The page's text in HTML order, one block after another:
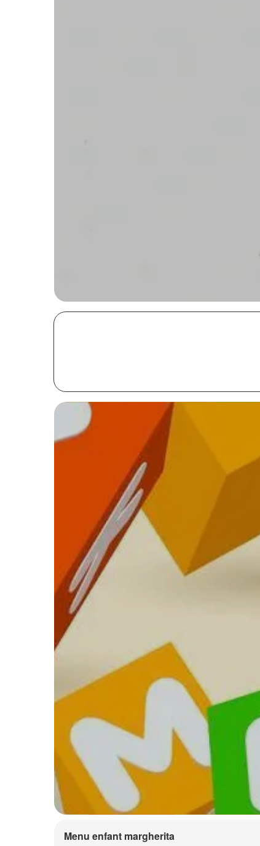
Menu enfant margherita